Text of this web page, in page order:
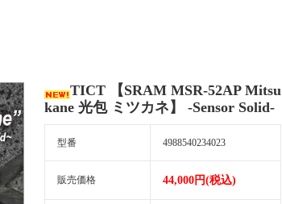
TICT 【SRAM MSR-52AP Mitsu
kane 光包 ミツカネ】 -Sensor Solid-
型番 4988540234023
販売価格 44,000円(税込)